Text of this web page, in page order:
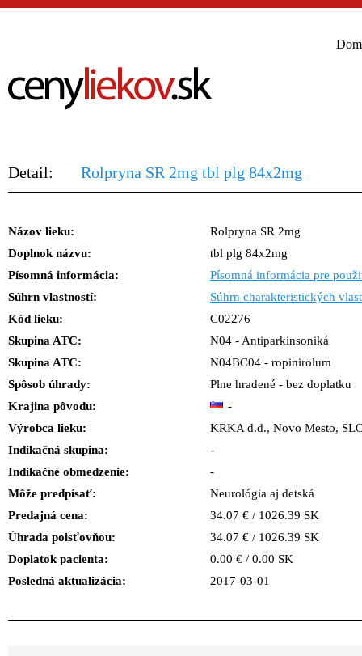
Detail: Rolpryna SR 2mg tbl plg 84x2mg
Názov lieku:
Rolpryna SR 2mg
Doplnok názvu:
tbl plg 84x2mg
Písomná informácia:
Písomná informácia pre
Súhrn vlastností:
Súhrn charakteristických
Kód lieku:
C02276
Skupina ATC:
N04 - Antiparkinsoniká
Skupina ATC:
N04BC04 - ropinirolum
Spôsob úhrady:
Plne hradené - bez doplatku
Krajina pôvodu:
-
Výrobca lieku:
KRKA d.d., Novo Mesto,
Indikačná skupina:
-
Indikačné obmedzenie:
-
Môže predpísať:
Neurológia aj detská
Predajná cena:
34.07 € / 1026.39 SK
Úhrada poisťovňou:
34.07 € / 1026.39 SK
Doplatok pacienta:
0.00 € / 0.00 SK
Posledná aktualizácia:
2017-03-01